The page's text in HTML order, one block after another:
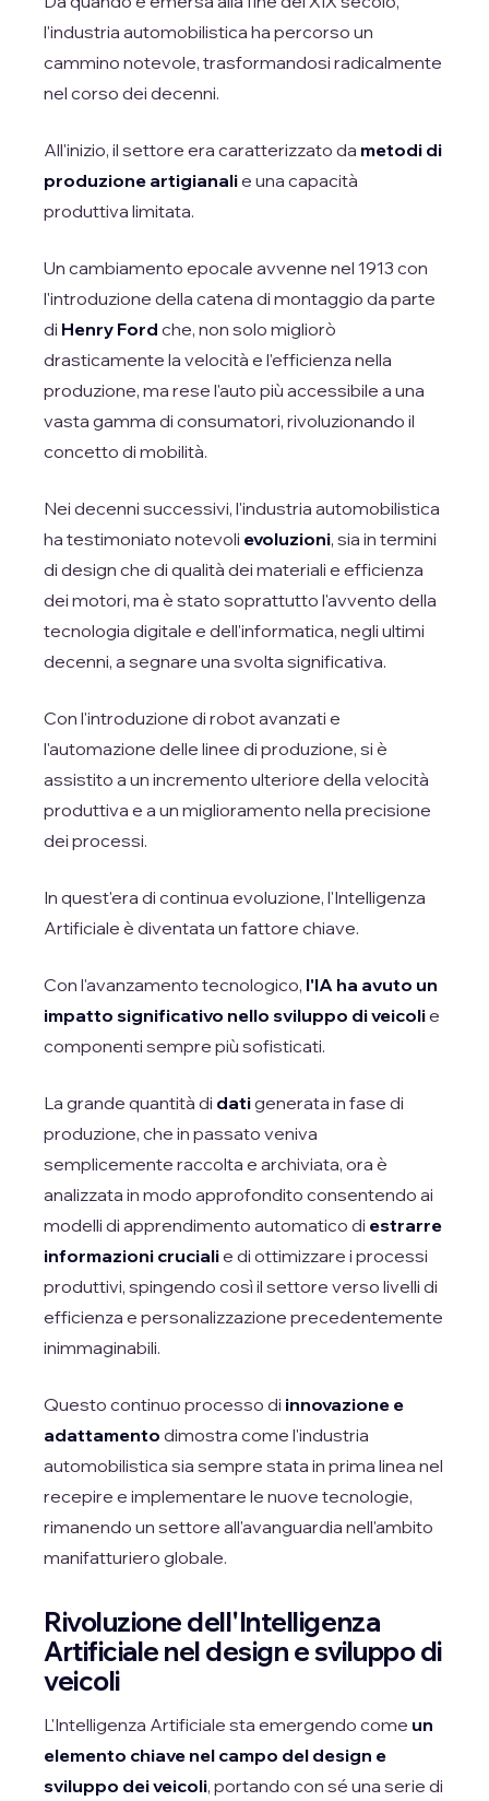
l'industria automobilistica ha percorso un
cammino notevole, trasformandosi radicalmente
nel corso dei decenni.
All'inizio, il settore era caratterizzato da metodi di
produzione artigianalie una capacità
produttiva limitata.
Un cambiamento epocale avvenne nel 1913 con
l'introduzione della catena di montaggio da parte
di Henry Ford che, non solo migliorò
drasticamente la velocità e l'efficienza nella
produzione, ma rese l'auto più accessibile a una
vasta gamma di consumatori, rivoluzionando il
concetto di mobilità.
Nei decenni successivi, l'industria automobilistica
ha testimoniato notevoli evoluzioni, sia in termini
di design che di qualità dei materiali e efficienza
dei motori, ma è stato soprattutto l'avvento della
tecnologia digitale e dell'informatica, negli ultimi
decenni, a segnare una svolta significativa.
Con l'introduzione di robot avanzati e
l'automazione delle linee di produzione, si è
assistito a un incremento ulteriore della velocità
produttiva e a un miglioramento nella precisione
dei processi.
In quest'era di continua evoluzione, l'Intelligenza
Artificiale è diventata un fattore chiave.
Con l'avanzamento tecnologico, l'IA ha avuto un
impatto significativo nello sviluppo di veicolie
componenti sempre più sofisticati.
La grande quantità di datigenerata in fase di
produzione, che in passato veniva
semplicemente raccolta e archiviata, ora è
analizzata in modo approfondito consentendo ai
modelli di apprendimento automatico di estrarre
informazioni crucialie di ottimizzare i processi
produttivi, spingendo così il settore verso livelli di
efficienza e personalizzazione precedentemente
inimmaginabili.
Questo continuo processo di innovazione e
adattamento dimostra come l'industria
automobilistica sia sempre stata in prima linea nel
recepire e implementare le nuove tecnologie,
rimanendo un settore all'avanguardia nell'ambito
manifatturiero globale.
Rivoluzione dell'Intelligenza
Artificiale nel design e sviluppo di
veicoli
L'Intelligenza Artificiale sta emergendo come un
elemento chiave nel campo del design e
sviluppo dei veicoli, portando con sé una serie di